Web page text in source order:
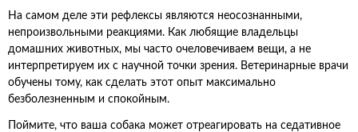
На самом деле эти рефлексы являются неосознанными,
непроизвольными реакциями. Как любящие владельцы
домашних животных, мы часто очеловечиваем вещи, а не
интерпретируем их с научной точки зрения. Ветеринарные врачи
обучены тому, как сделать этот опыт максимально
безболезненным и спокойным.
Поймите, что ваша собака может отреагировать на седативное